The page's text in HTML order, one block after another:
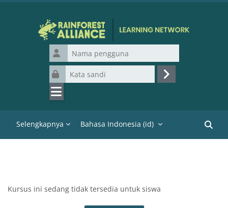
Nama pengguna
Kata sandi
Masuk
Selengkapnya Bahasa Indonesia ‎(id)‎
Cari
Kursus ini sedang tidak tersedia untuk siswa